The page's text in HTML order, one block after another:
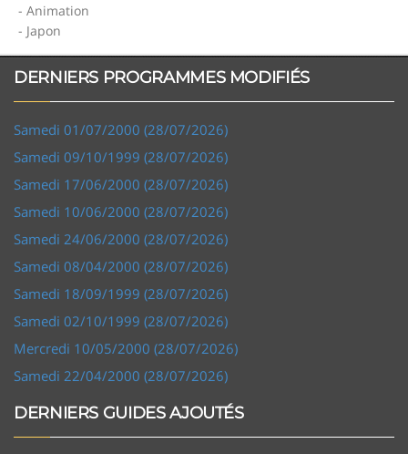
- Animation
- Japon
DERNIERS PROGRAMMES MODIFIÉS
Samedi 01/07/2000 (28/07/2026)
Samedi 09/10/1999 (28/07/2026)
Samedi 17/06/2000 (28/07/2026)
Samedi 10/06/2000 (28/07/2026)
Samedi 24/06/2000 (28/07/2026)
Samedi 08/04/2000 (28/07/2026)
Samedi 18/09/1999 (28/07/2026)
Samedi 02/10/1999 (28/07/2026)
Mercredi 10/05/2000 (28/07/2026)
Samedi 22/04/2000 (28/07/2026)
DERNIERS GUIDES AJOUTÉS